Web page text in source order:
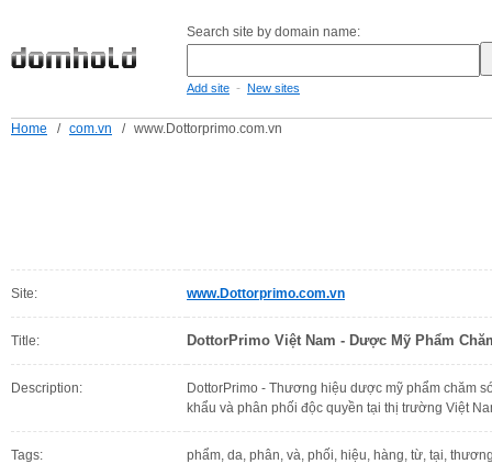
Search site by domain name:
Add site - New sites
Home / com.vn / www.Dottorprimo.com.vn
Site: www.Dottorprimo.com.vn
Title: DottorPrimo Việt Nam - Dược Mỹ Phẩm
Description:
DottorPrimo - Thương hiệu dược mỹ phẩm chăm
khẩu và phân phối độc quyền tại thị trường Việt
Tags:
phẩm, da, phân, và, phối, hiệu, hàng, từ, tại,